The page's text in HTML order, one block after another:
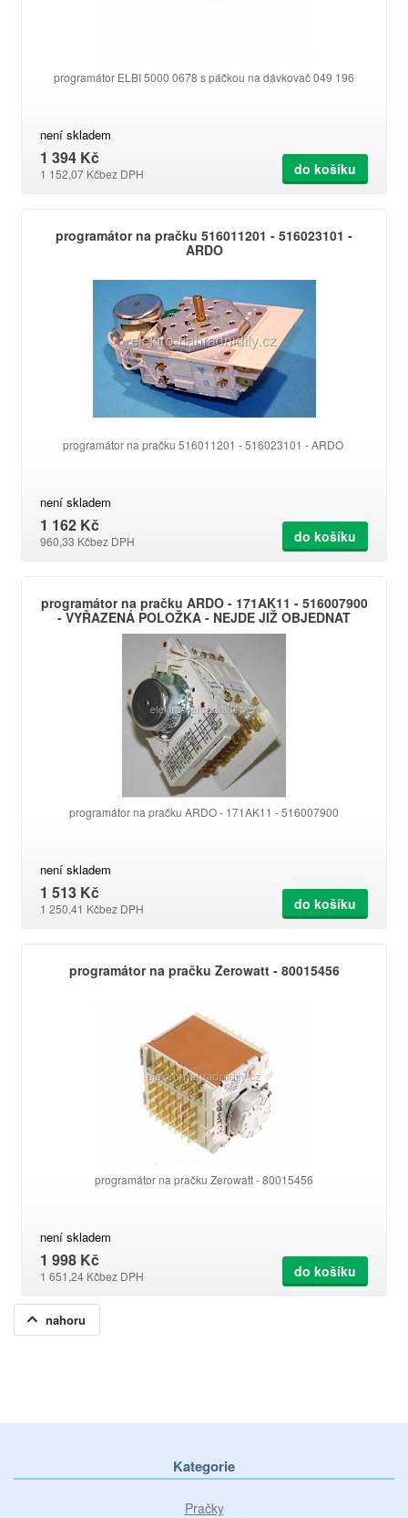
programátor ELBI 5000 0678 s páčkou na dávkovač 049 196
není skladem
1 394 Kč
1 152,07 Kčbez DPH do košíku
programátor na pračku 516011201 - 516023101 -
ARDO
programátor na pračku 516011201 - 516023101 - ARDO
není skladem
1 162 Kč
960,33 Kčbez DPH do košíku
programátor na pračku ARDO - 171AK11 - 516007900
- VYŘAZENÁ POLOŽKA - NEJDE JIŽ OBJEDNAT
programátor na pračku ARDO - 171AK11 - 516007900
není skladem
1 513 Kč
1 250,41 Kčbez DPH do košíku
programátor na pračku Zerowatt - 80015456
programátor na pračku Zerowatt - 80015456
není skladem
1 998 Kč
1 651,24 Kčbez DPH do košíku
nahoru
Kategorie
Pračky